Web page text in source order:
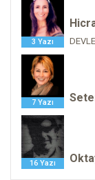
3 Yazı
7 Yazı
16 Yazı